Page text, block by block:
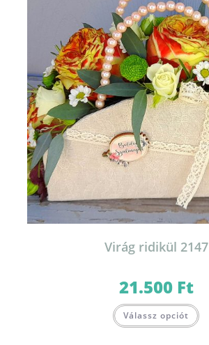
Virág ridikül 2147
21.500 Ft
Válassz opciót